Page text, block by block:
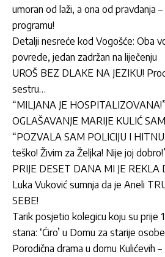
umoran od laži, a ona od pravdanja
programu!
Detalji nesreće kod Vogošće: Oba
povrede, jedan zadržan na liječenju
UROŠ BEZ DLAKE NA JEZIKU!
sestru…
“MILJANA JE
OGLAŠAVANJE MARIJE KULIĆ
“POZVALA SAM POLICIJU I
teško! Živim za Željka! Nije joj
PRIJE DESET DANA MI JE REKLA
Luka Vuković sumnja da je Aneli
SEBE!
Tarik posjetio kolegicu koju su prije
stana: ‘Ćiro’ u Domu za starije osobe
Porodična drama u domu Kulićevih